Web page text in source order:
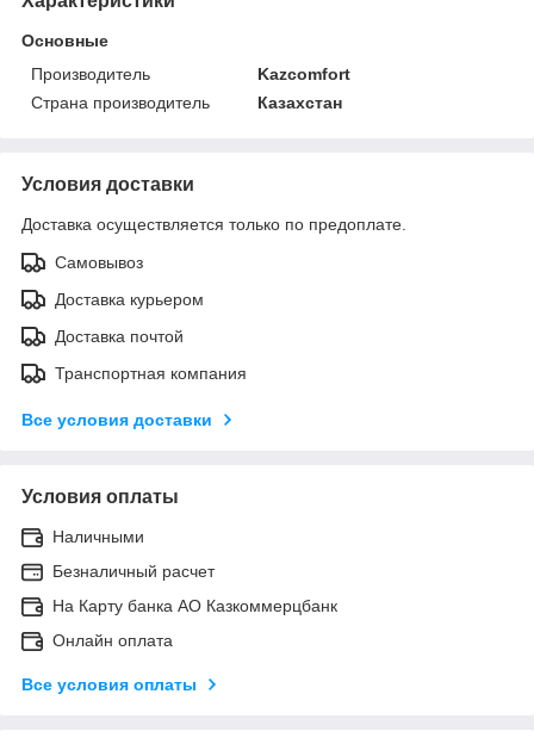
Основные
Производитель
Kazcomfort
Страна производитель
Казахстан
Условия доставки
Доставка осуществляется только по предоплате.
Самовывоз
Доставка курьером
Доставка почтой
Транспортная компания
Все условия доставки
Условия оплаты
Наличными
Безналичный расчет
На Карту банка АО Казкоммерцбанк
Онлайн оплата
Все условия оплаты